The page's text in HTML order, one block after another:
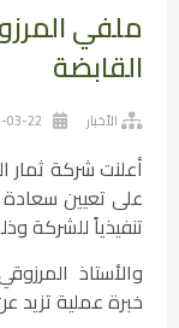
ملفي
القابضة
الأخبار 03-22
أعلنت شركة ثمار
على تعيين
تنفيذياً للشركة وذلك
والأستاذ
خبرة عملية تزيد